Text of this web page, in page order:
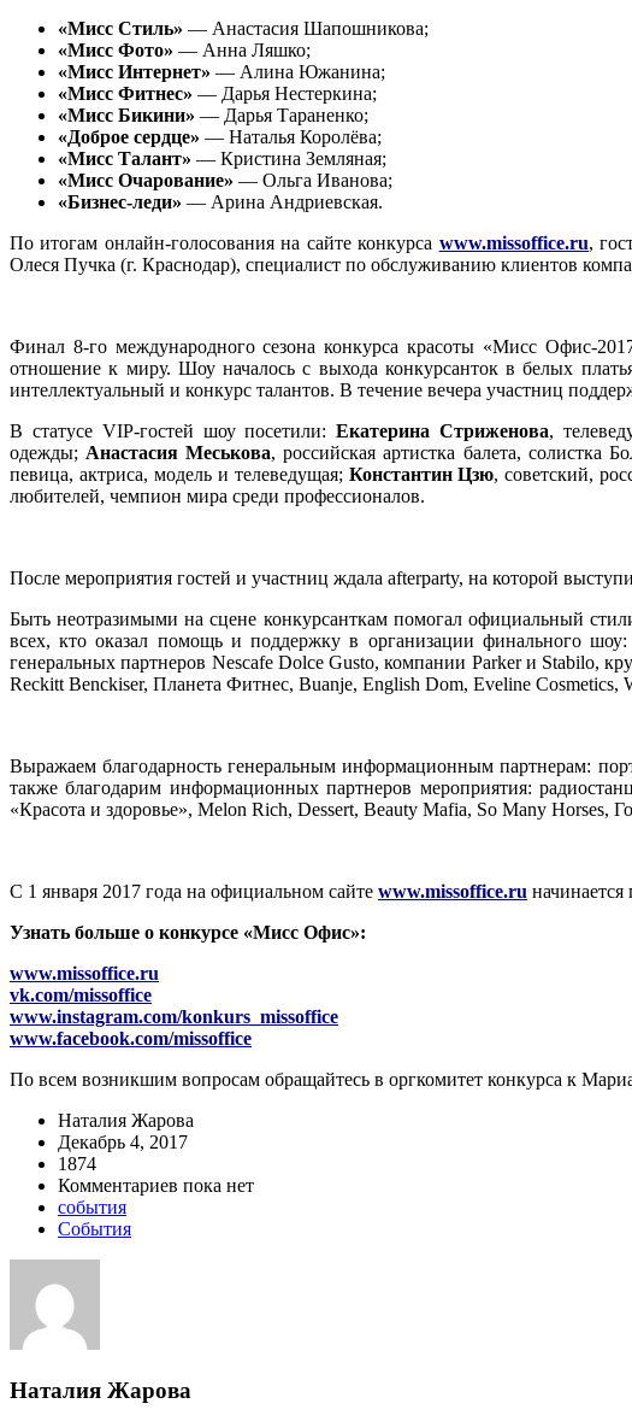
«Мисс Стиль» — Анастасия Шапошникова;
«Мисс Фото» — Анна Ляшко;
«Мисс Интернет» — Алина Южанина;
«Мисс Фитнес» — Дарья Нестеркина;
«Мисс Бикини» — Дарья Тараненко;
«Доброе сердце» — Наталья Королёва;
«Мисс Талант» — Кристина Земляная;
«Мисс Очарование» — Ольга Иванова;
«Бизнес-леди» — Арина Андриевская.
По итогам онлайн-голосования на сайте конкурса www.missoffice.ru,
Олеся Пучка (г. Краснодар), специалист по обслуживанию клиентов
Финал 8-го международного сезона конкурса красоты «Мисс Офис-
отношение к миру. Шоу началось с выхода конкурсанток в белых
интеллектуальный и конкурс талантов. В течение вечера участниц
В статусе VIP-гостей шоу посетили:Екатерина Стриженова,
одежды;Анастасия Меськова, российская артистка балета, солистка
певица, актриса, модель и телеведущая; Константин Цзю, советский,
любителей, чемпион мира среди профессионалов.
После мероприятия гостей и участниц ждала afterparty, на которой
Быть неотразимыми на сцене конкурсанткам помогал официальный
всех, кто оказал помощь и поддержку в организации финального
генеральных партнеров Nescafe Dolce Gusto, компании Parker и Stabilo,
Reckitt Benckiser, Планета Фитнес, Buanje, English Dom, Eveline
Выражаем благодарность генеральным информационным партнерам:
также благодарим информационных партнеров мероприятия:
«Красота и здоровье», Melon Rich, Dessert, Beauty Mafia, So Many
С 1 января 2017 года на официальном сайте www.missoffice.ru
Узнать больше о конкурсе «Мисс Офис»:
www.missoffice.ru
vk.com/missoffice
www.instagram.com/konkurs_missoffice
www.facebook.com/missoffice
По всем возникшим вопросам обращайтесь в оргкомитет конкурса к
Наталия Жарова
Декабрь 4, 2017
1874
Комментариев пока нет
события
События
Наталия Жарова